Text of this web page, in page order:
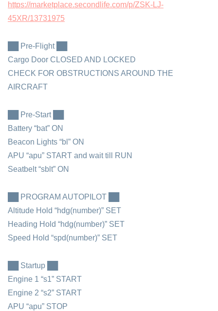
https://marketplace.secondlife.com/p/ZSK-LJ-
45XR/13731975
██ Pre-Flight ██
Cargo Door CLOSED AND LOCKED
CHECK FOR OBSTRUCTIONS AROUND THE
AIRCRAFT
██ Pre-Start ██
Battery “bat” ON
Beacon Lights “bl” ON
APU “apu” START and wait till RUN
Seatbelt “sblt” ON
██ PROGRAM AUTOPILOT ██
Altitude Hold “hdg(number)” SET
Heading Hold “hdg(number)” SET
Speed Hold “spd(number)” SET
██ Startup ██
Engine 1 “s1” START
Engine 2 “s2” START
APU “apu” STOP